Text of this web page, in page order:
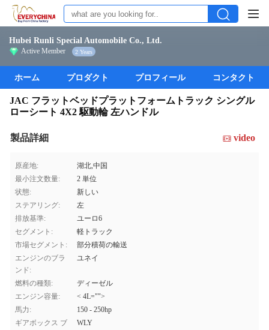
Hubei Runli Special Automobile Co., Ltd.
Active Member 2 Years
ホーム プロダクト プロフィール コンタクト
JAC フラットベッドプラットフォームトラック シングル
ローシート 4X2 駆動輪 左ハンドル
製品詳細 video
原産地:
湖北,中国
最小注文数量:
2 単位
状態:
新しい
ステアリング:
左
排放基準:
ユーロ6
セグメント:
軽トラック
市場セグメント:
部分積荷の輸送
エンジンのブラ
ンド:
ユネイ
燃料の種類:
ディーゼル
エンジン容量:
< 4L="">
馬力:
150 - 250hp
ギアボックス ブ
WLY